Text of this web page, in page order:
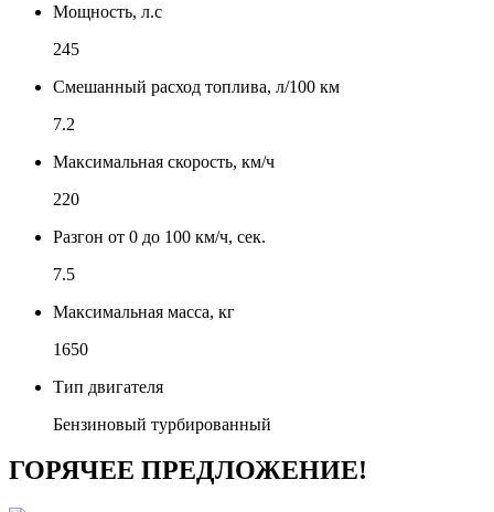
Мощность, л.с
245
Смешанный расход топлива, л/100 км
7.2
Максимальная скорость, км/ч
220
Разгон от 0 до 100 км/ч, сек.
7.5
Максимальная масса, кг
1650
Тип двигателя
Бензиновый турбированный
ГОРЯЧЕЕ ПРЕДЛОЖЕНИЕ!